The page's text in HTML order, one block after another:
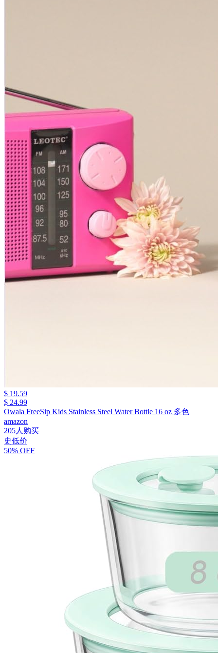
$ 19.59
$ 24.99
Owala FreeSip Kids Stainless Steel Water Bottle 16 oz 多色
amazon
205人购买
史低价
50% OFF